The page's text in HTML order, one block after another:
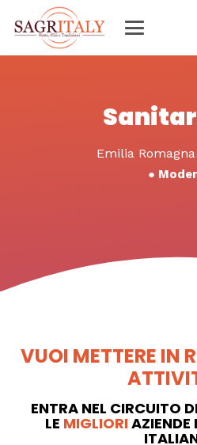
Emilia Romagna
●
VUOI METTERE IN
ENTRA NEL CIRCUITO
LE MIGLIORIAZIENDE